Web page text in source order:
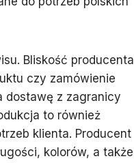
Bliskość producenta
czy zamówienie
dostawę z zagranicy
to również
klienta. Producent
kolorów, a także